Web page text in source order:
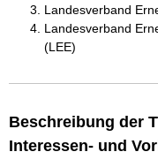
Landesverband
Landesverband
(LEE)
Beschreibung der
Interessen- und